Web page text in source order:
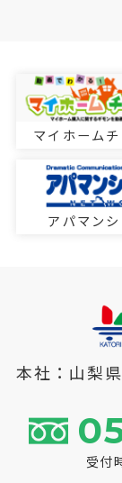
マイホーム
アパマン
本社：山梨
受付